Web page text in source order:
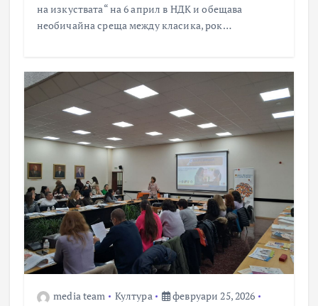
на изкуствата“ на 6 април в НДК и обещава
необичайна среща между класика, рок…
media team Култура февруари 25, 2026